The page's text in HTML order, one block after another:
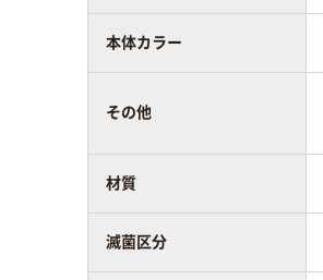
本体カラー
その他
材質
滅菌区分